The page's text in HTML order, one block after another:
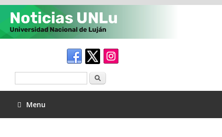
Menu